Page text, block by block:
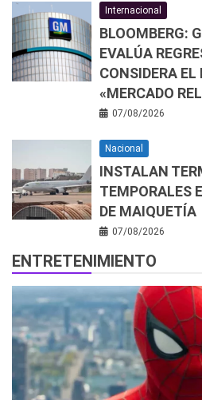
Internacional
BLOOMBERG:
EVALÚA
CONSIDERA
«MERCADO
07/08/2026
Nacional
INSTALAN
TEMPORALES
DE MAIQUETÍA
07/08/2026
ENTRETENIMIENTO